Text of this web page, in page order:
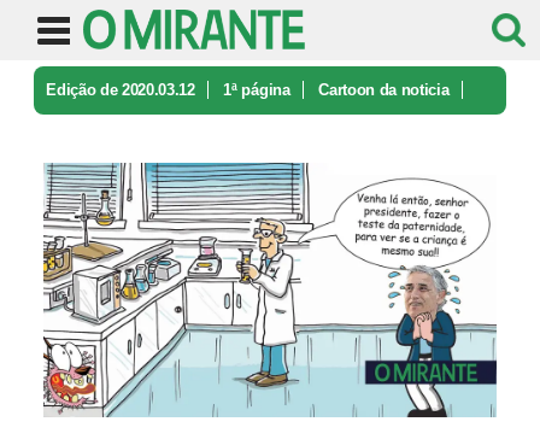
Edição de 2020.03.12 1ª página Cartoon da noticia